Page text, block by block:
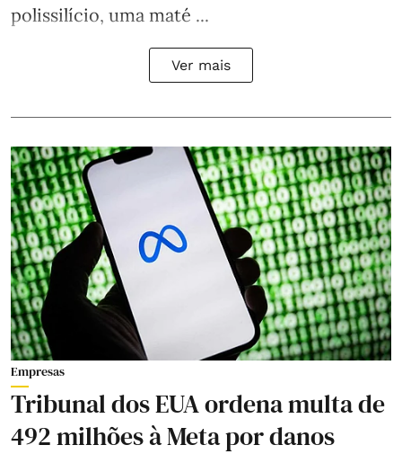
polissilício, uma maté ...
Ver mais
Empresas
Tribunal dos EUA ordena multa de
492 milhões à Meta por danos